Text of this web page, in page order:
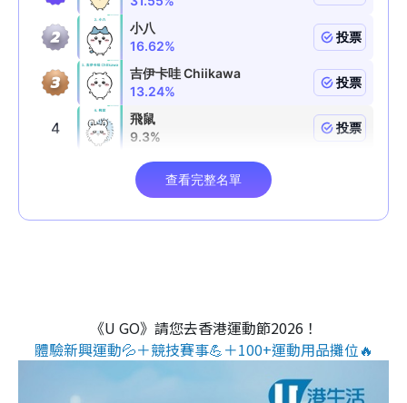
《U GO》請您去香港運動節2026！
體驗新興運動💦＋競技賽事💪＋100+運動用品攤位🔥